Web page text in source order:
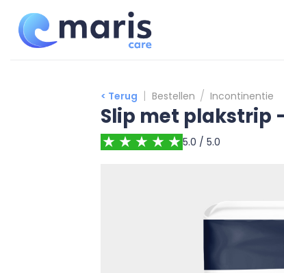
naar
inhoud
< Terug | Bestellen / Incontinentie
Slip met plakstrip
5.0 / 5.0